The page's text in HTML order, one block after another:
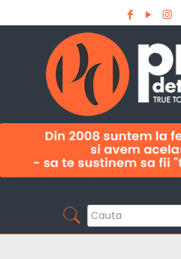
Aboneaza-te la
Pro
Sunt primul care afla